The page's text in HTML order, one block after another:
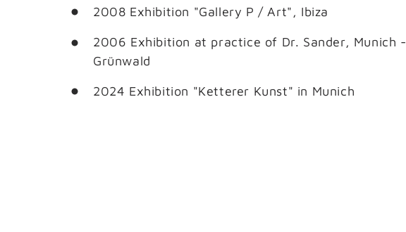
2008 Exhibition "Gallery P / Art", Ibiza
2006 Exhibition at practice of Dr. Sander, Munich -
Grünwald
2024 Exhibition "Ketterer Kunst" in Munich